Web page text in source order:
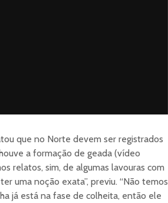
que no Norte devem ser registrados
a formação de geada (vídeo
relatos, sim, de algumas lavouras com
uma noção exata”, previu. “Não temos
já está na fase de colheita, então ele